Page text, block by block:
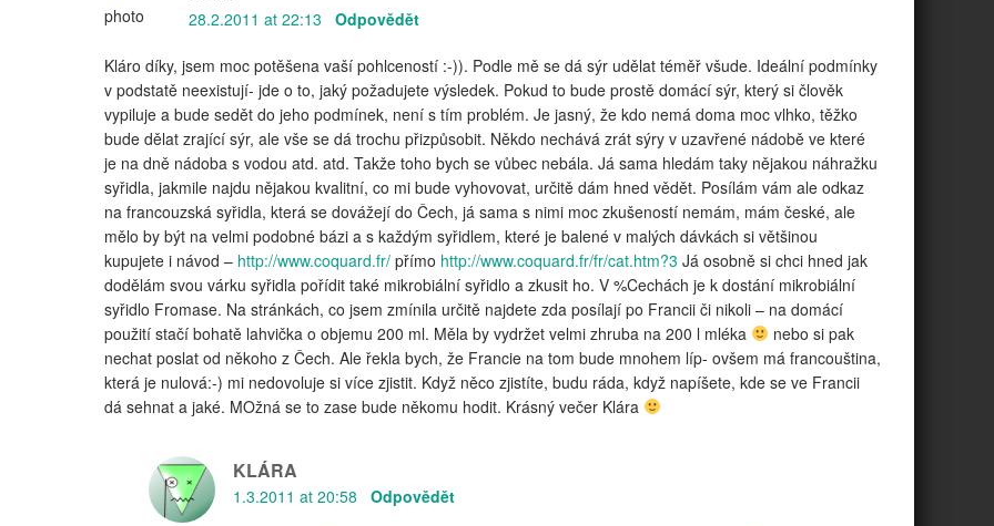
28.2.2011 at 22:13 Odpovědět
Kláro díky, jsem moc potěšena vaší pohlceností :-)). Podle mě se dá sýr udělat téměř všude. Ideální podmínky
v podstatě neexistují- jde o to, jaký požadujete výsledek. Pokud to bude prostě domácí sýr, který si člověk
vypiluje a bude sedět do jeho podmínek, není s tím problém. Je jasný, že kdo nemá doma moc vlhko, těžko
bude dělat zrající sýr, ale vše se dá trochu přizpůsobit. Někdo nechává zrát sýry v uzavřené nádobě ve které
je na dně nádoba s vodou atd. atd. Takže toho bych se vůbec nebála. Já sama hledám taky nějakou náhražku
syřidla, jakmile najdu nějakou kvalitní, co mi bude vyhovovat, určitě dám hned vědět. Posílám vám ale odkaz
na francouzská syřidla, která se dovážejí do Čech, já sama s nimi moc zkušeností nemám, mám české, ale
mělo by být na velmi podobné bázi a s každým syřidlem, které je balené v malých dávkách si většinou
kupujete i návod – http://www.coquard.fr/ přímo http://www.coquard.fr/fr/cat.htm?3 Já osobně si chci hned jak
dodělám svou várku syřidla pořídit také mikrobiální syřidlo a zkusit ho. V %Cechách je k dostání mikrobiální
syřidlo Fromase. Na stránkách, co jsem zmínila určitě najdete zda posílají po Francii či nikoli – na domácí
použití stačí bohatě lahvička o objemu 200 ml. Měla by vydržet velmi zhruba na 200 l mléka
nebo si pak
nechat poslat od někoho z Čech. Ale řekla bych, že Francie na tom bude mnohem líp- ovšem má francouština,
která je nulová:-) mi nedovoluje si více zjistit. Když něco zjistíte, budu ráda, když napíšete, kde se ve Francii
dá sehnat a jaké. MOžná se to zase bude někomu hodit. Krásný večer Klára
KLÁRA
1.3.2011 at 20:58 Odpovědět